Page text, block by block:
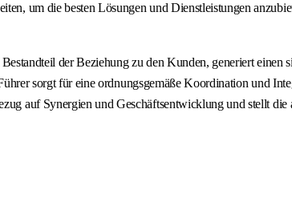
um die besten Lösungen und Dienstleistungen
der Beziehung zu den Kunden, generiert einen
sorgt für eine ordnungsgemäße Koordination und
auf Synergien und Geschäftsentwicklung und stellt die